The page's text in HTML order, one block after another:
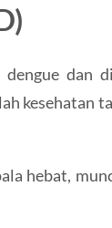
dengue dan
kesehatan
hebat,